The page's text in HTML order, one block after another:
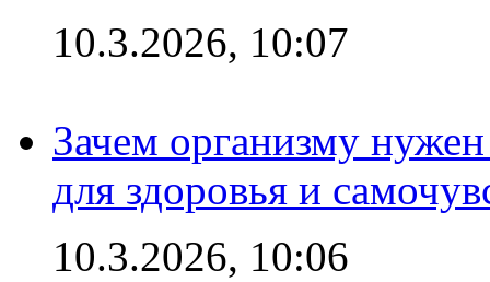
10.3.2026, 10:07
Зачем организму
для здоровья и
10.3.2026, 10:06